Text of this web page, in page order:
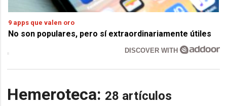
9 apps que valen oro
No son populares, pero sí extraordinariamente útiles
DISCOVER WITH
Hemeroteca: 28 artículos